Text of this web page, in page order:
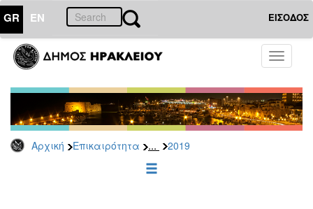
GR EN ΕΙΣΟΔΟΣ
Toggle
Αρχική Επικαιρότητα ... 2019
ΕΠΙΚΑΙΡΟΤΗΤΑ
Τύπου
Αρχείο
2026
2025